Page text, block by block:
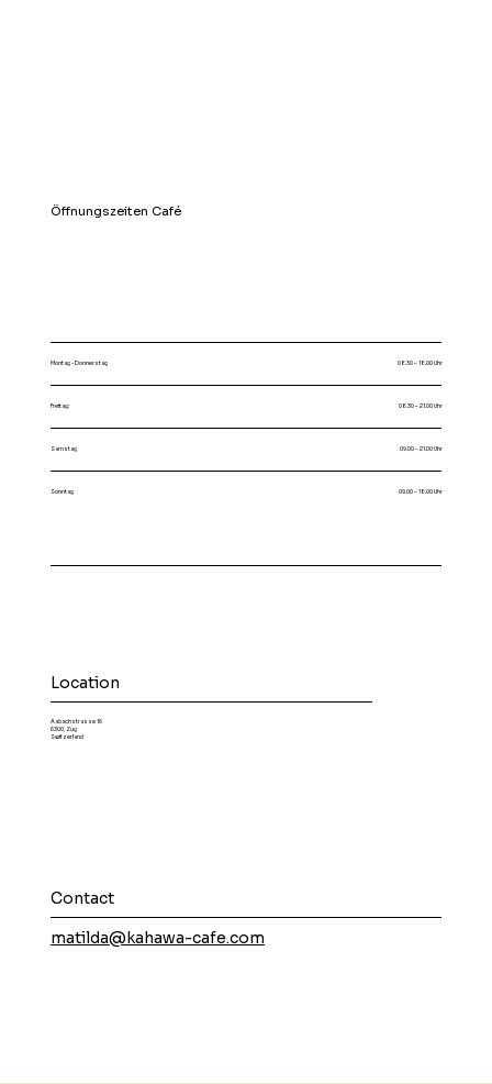
Öffnungszeiten Café
Montag - Donnerstag 08.30 – 18.00 Uhr
Freitag: 08.30 – 21.00 Uhr
Samstag 09.00 – 21.00 Uhr
Sonntag 09.00 – 18.00 Uhr
Location
Aabachstrasse 16
6300, Zug
Switzerland
Contact
matilda@kahawa-cafe.com